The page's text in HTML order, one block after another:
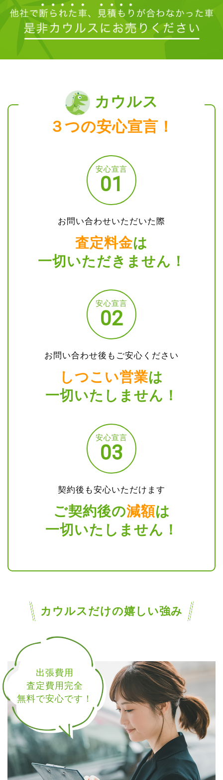
カウルス
３つの安心宣言！
安心宣言
01
お問い合わせいただいた際
査定料金は
一切いただきません！
安心宣言
02
お問い合わせ後もご安心ください
しつこい営業は
一切いたしません！
安心宣言
03
契約後も安心いただけます
ご契約後の減額は
一切いたしません！
カウルスだけの嬉しい強み
出張費用
査定費用完全
無料で安心です！